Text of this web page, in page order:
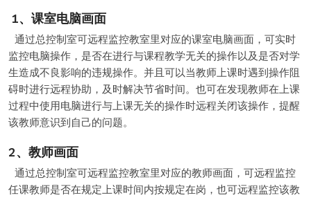
1、课室电脑画面
通过总控制室可远程监控教室里对应的课室电脑画面，可实时
监控电脑操作，是否在进行与课程教学无关的操作以及是否对学
生造成不良影响的违规操作。并且可以当教师上课时遇到操作阻
碍时进行远程协助，及时解决节省时间。也可在发现教师在上课
过程中使用电脑进行与上课无关的操作时远程关闭该操作，提醒
该教师意识到自己的问题。
2、教师画面
通过总控制室可远程监控教室里对应的教师画面，可远程监控
任课教师是否在规定上课时间内按规定在岗，也可远程监控该教